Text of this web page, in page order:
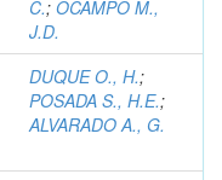
C.; OCAMPO M.,
J.D.
DUQUE O., H.;
POSADA S., H.E.;
ALVARADO A., G.